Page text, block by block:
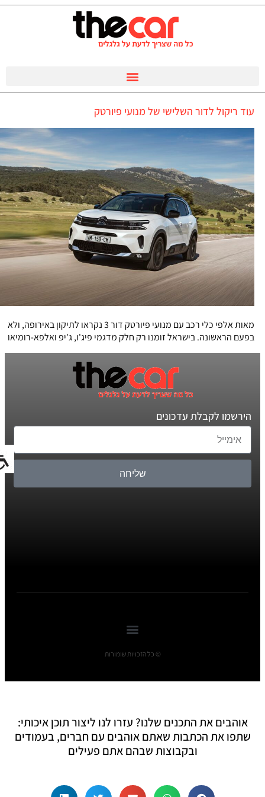
עוד ריקול לדור השלישי של מנועי פיורטק
מאות אלפי כלי רכב עם מנועי פיורטק דור 3 נקראו לתיקון באירופה, ולא
בפעם הראשונה. בישראל זומנו רק חלק מדגמי פיג'ו, ג'יפ ואלפא-רומיאו
הירשמו לקבלת עדכונים
שליחה
© כל הזכויות שומורות
אוהבים את התכנים שלנו? עזרו לנו ליצור תוכן איכותי:
שתפו את הכתבות שאתם אוהבים עם חברים, בעמודים
ובקבוצות שבהם אתם פעילים